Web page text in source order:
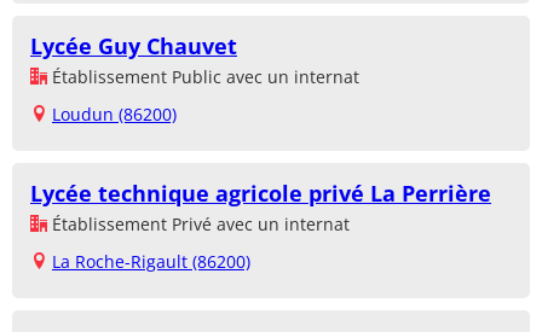
Lycée Guy Chauvet
Établissement Public avec un internat
Loudun (86200)
Lycée technique agricole privé La Perrière
Établissement Privé avec un internat
La Roche-Rigault (86200)